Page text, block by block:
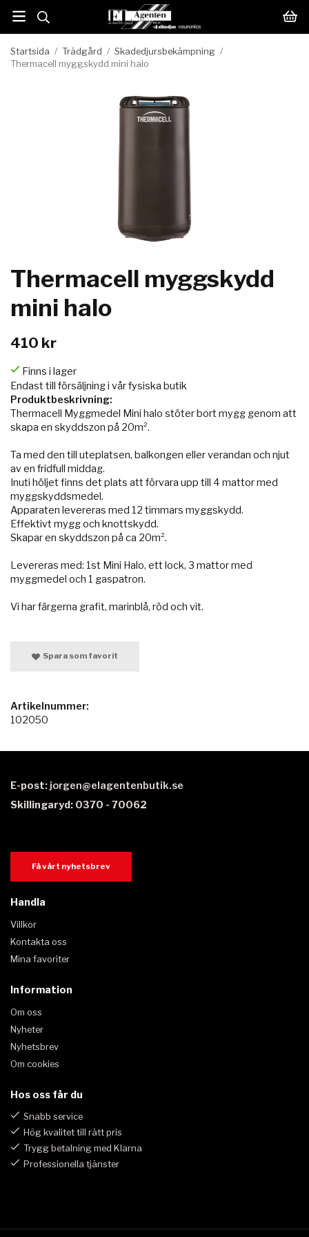
Startsida / Trädgård / Skadedjursbekämpning /
Thermacell myggskydd mini halo
Thermacell myggskydd
mini halo
410 kr
Finns i lager
Endast till försäljning i vår fysiska butik
Produktbeskrivning:
Thermacell Myggmedel Mini halo stöter bort mygg genom att
skapa en skyddszon på 20m².
Ta med den till uteplatsen, balkongen eller verandan och njut
av en fridfull middag.
Inuti höljet finns det plats att förvara upp till 4 mattor med
myggskyddsmedel.
Apparaten levereras med 12 timmars myggskydd.
Effektivt mygg och knottskydd.
Skapar en skyddszon på ca 20m².
Levereras med: 1st Mini Halo, ett lock, 3 mattor med
myggmedel och 1 gaspatron.
Vi har färgerna grafit, marinblå, röd och vit.
Spara som favorit
Artikelnummer:
102050
E-post: jorgen@elagentenbutik.se
Skillingaryd: 0370 - 70062
Få vårt nyhetsbrev
Handla
Villkor
Kontakta oss
Mina favoriter
Information
Om oss
Nyheter
Nyhetsbrev
Om cookies
Hos oss får du
Snabb service
Hög kvalitet till rätt pris
Trygg betalning med Klarna
Professionella tjänster